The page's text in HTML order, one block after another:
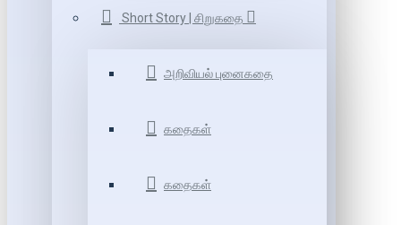
Short Story | சிறுகதை
அறிவியல் புனைகதை
கதைகள்
கதைகள்